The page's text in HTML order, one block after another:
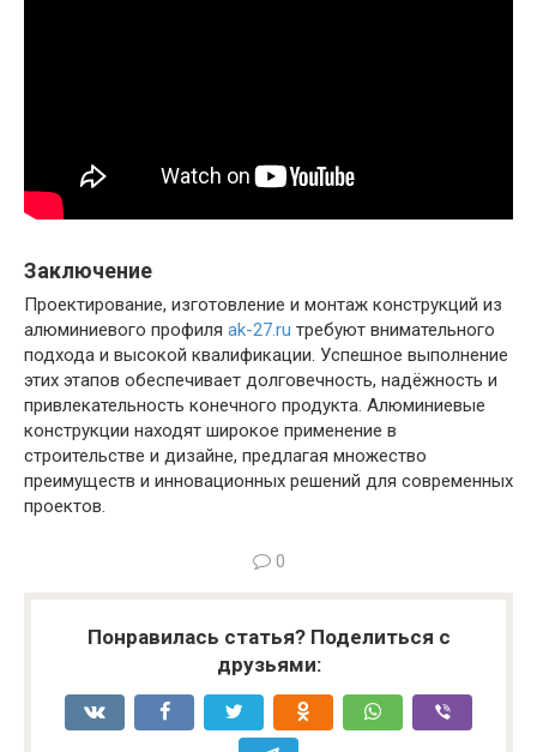
Заключение
Проектирование, изготовление и монтаж конструкций из
алюминиевого профиля ak-27.ru требуют внимательного
подхода и высокой квалификации. Успешное выполнение
этих этапов обеспечивает долговечность, надёжность и
привлекательность конечного продукта. Алюминиевые
конструкции находят широкое применение в
строительстве и дизайне, предлагая множество
преимуществ и инновационных решений для современных
проектов.
0
Понравилась статья? Поделиться с
друзьями: